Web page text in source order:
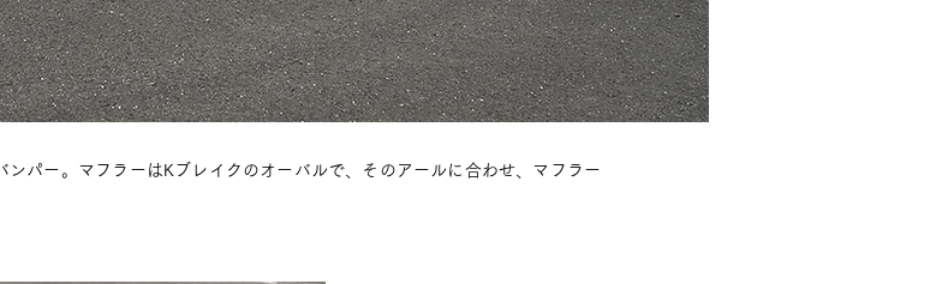
パー。マフラーはKブレイクのオーバルで、そのアールに合わせ、マフラー